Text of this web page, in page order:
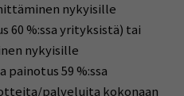
nykyisille
60 %:ssa yrityksistä) tai
nykyisille
59 %:ssa
palveluita kokonaan